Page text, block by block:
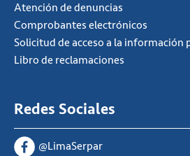
Atención de denuncias
Comprobantes electrónicos
Solicitud de acceso a la información
Libro de reclamaciones
Redes Sociales
@LimaSerpar